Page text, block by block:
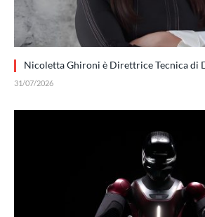
Nicoletta Ghironi è Direttrice Tecnica di
31/07/2026